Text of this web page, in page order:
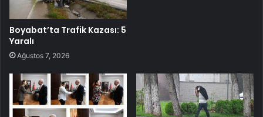
Boyabat’ta Trafik Kazası: 5
Yaralı
Ağustos 7, 2026